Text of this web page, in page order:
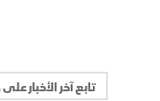
تابع آخر الأخبار